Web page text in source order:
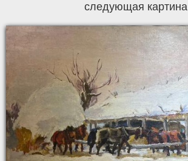
следующая картина